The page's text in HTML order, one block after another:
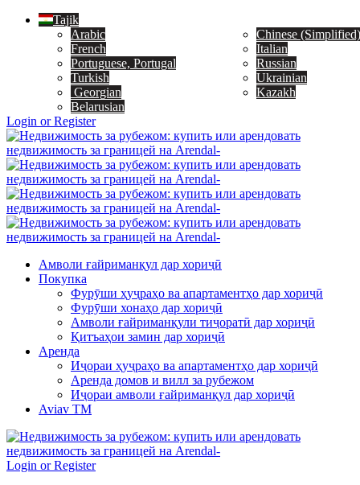
Tajik
Arabic
Chinese (Simplified)
French
Italian
Portuguese, Portugal
Russian
Turkish
Ukrainian
Georgian
Kazakh
Belarusian
Login or Register
Амволи ғайриманқул дар хориҷӣ
Покупка
Фурӯши ҳуҷраҳо ва апартаментҳо дар хориҷӣ
Фурӯши хонаҳо дар хориҷӣ
Амволи ғайриманқули тиҷоратӣ дар хориҷӣ
Қитъаҳои замин дар хориҷӣ
Аренда
Иҷораи ҳуҷраҳо ва апартаментҳо дар хориҷӣ
Аренда домов и вилл за рубежом
Иҷораи амволи ғайриманқул дар хориҷӣ
Aviav TM
Login or Register